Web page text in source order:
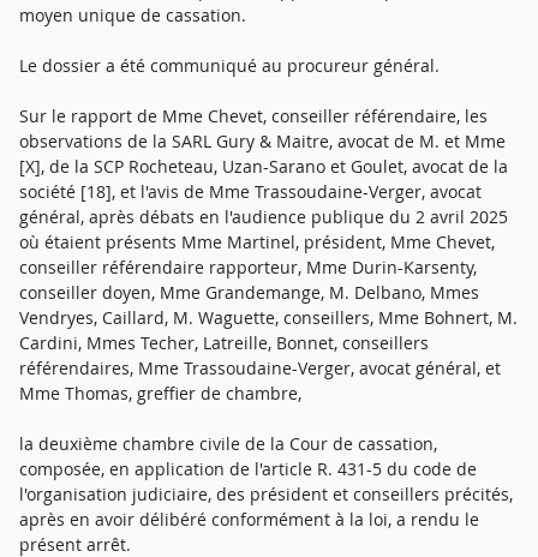
moyen unique de cassation.
Le dossier a été communiqué au procureur général.
Sur le rapport de Mme Chevet, conseiller référendaire, les
observations de la SARL Gury & Maitre, avocat de M. et Mme
[X], de la SCP Rocheteau, Uzan-Sarano et Goulet, avocat de la
société [18], et l'avis de Mme Trassoudaine-Verger, avocat
général, après débats en l'audience publique du 2 avril 2025
où étaient présents Mme Martinel, président, Mme Chevet,
conseiller référendaire rapporteur, Mme Durin-Karsenty,
conseiller doyen, Mme Grandemange, M. Delbano, Mmes
Vendryes, Caillard, M. Waguette, conseillers, Mme Bohnert, M.
Cardini, Mmes Techer, Latreille, Bonnet, conseillers
référendaires, Mme Trassoudaine-Verger, avocat général, et
Mme Thomas, greffier de chambre,
la deuxième chambre civile de la Cour de cassation,
composée, en application de l'article R. 431-5 du code de
l'organisation judiciaire, des président et conseillers précités,
après en avoir délibéré conformément à la loi, a rendu le
présent arrêt.